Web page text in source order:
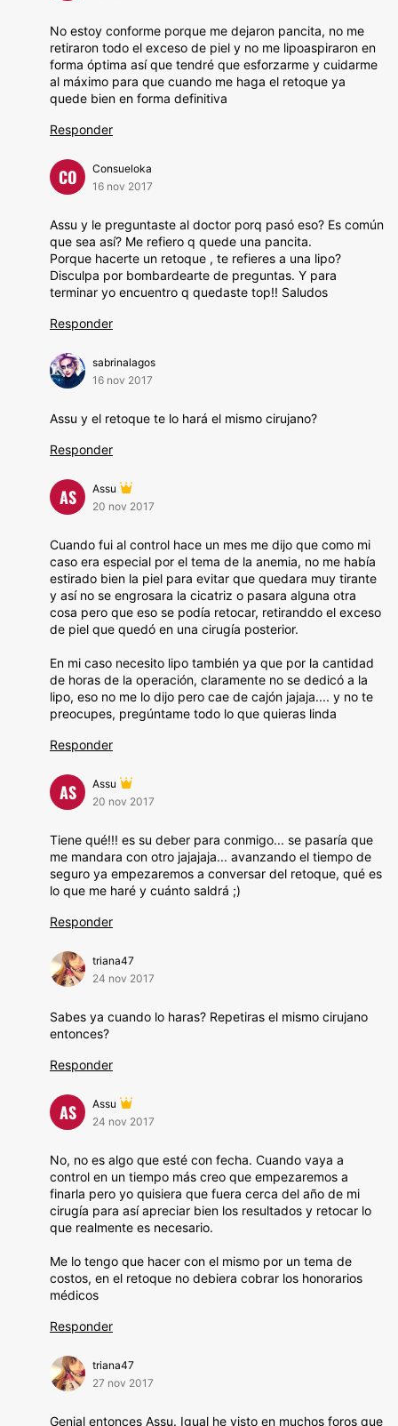
No estoy conforme porque me dejaron pancita, no me
retiraron todo el exceso de piel y no me lipoaspiraron en
forma óptima así que tendré que esforzarme y cuidarme
al máximo para que cuando me haga el retoque ya
quede bien en forma definitiva
Responder
CO
Consueloka
16 nov 2017
Assu y le preguntaste al doctor porq pasó eso? Es común
que sea así? Me refiero q quede una pancita.
Porque hacerte un retoque , te refieres a una lipo?
Disculpa por bombardearte de preguntas. Y para
terminar yo encuentro q quedaste top!! Saludos
Responder
sabrinalagos
16 nov 2017
Assu y el retoque te lo hará el mismo cirujano?
Responder
AS
Assu
20 nov 2017
Cuando fui al control hace un mes me dijo que como mi
caso era especial por el tema de la anemia, no me había
estirado bien la piel para evitar que quedara muy tirante
y así no se engrosara la cicatriz o pasara alguna otra
cosa pero que eso se podía retocar, retiranddo el exceso
de piel que quedó en una cirugía posterior.
En mi caso necesito lipo también ya que por la cantidad
de horas de la operación, claramente no se dedicó a la
lipo, eso no me lo dijo pero cae de cajón jajaja.... y no te
preocupes, pregúntame todo lo que quieras linda
Responder
AS
Assu
20 nov 2017
Tiene qué!!! es su deber para conmigo... se pasaría que
me mandara con otro jajajaja... avanzando el tiempo de
seguro ya empezaremos a conversar del retoque, qué es
lo que me haré y cuánto saldrá ;)
Responder
triana47
24 nov 2017
Sabes ya cuando lo haras? Repetiras el mismo cirujano
entonces?
Responder
AS
Assu
24 nov 2017
No, no es algo que esté con fecha. Cuando vaya a
control en un tiempo más creo que empezaremos a
finarla pero yo quisiera que fuera cerca del año de mi
cirugía para así apreciar bien los resultados y retocar lo
que realmente es necesario.
Me lo tengo que hacer con el mismo por un tema de
costos, en el retoque no debiera cobrar los honorarios
médicos
Responder
triana47
27 nov 2017
Genial entonces Assu. Igual he visto en muchos foros que